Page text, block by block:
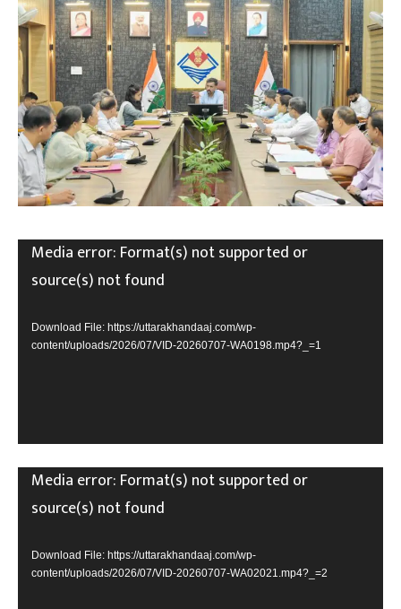
a
y
Media error: Format(s) not supported or
source(s) not found
Download File: https://uttarakhandaaj.com/wp-
content/uploads/2026/07/VID-20260707-WA0198.mp4?_=1
Media error: Format(s) not supported or
source(s) not found
Download File: https://uttarakhandaaj.com/wp-
content/uploads/2026/07/VID-20260707-WA02021.mp4?_=2